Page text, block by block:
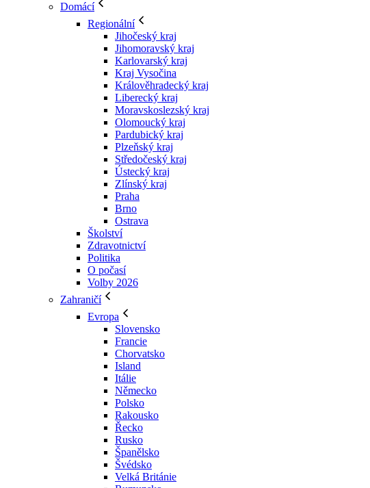
Domácí
Regionální
Jihočeský kraj
Jihomoravský kraj
Karlovarský kraj
Kraj Vysočina
Králověhradecký kraj
Liberecký kraj
Moravskoslezský kraj
Olomoucký kraj
Pardubický kraj
Plzeňský kraj
Středočeský kraj
Ústecký kraj
Zlínský kraj
Praha
Brno
Ostrava
Školství
Zdravotnictví
Politika
O počasí
Volby 2026
Zahraničí
Evropa
Slovensko
Francie
Chorvatsko
Island
Itálie
Německo
Polsko
Rakousko
Řecko
Rusko
Španělsko
Švédsko
Velká Británie